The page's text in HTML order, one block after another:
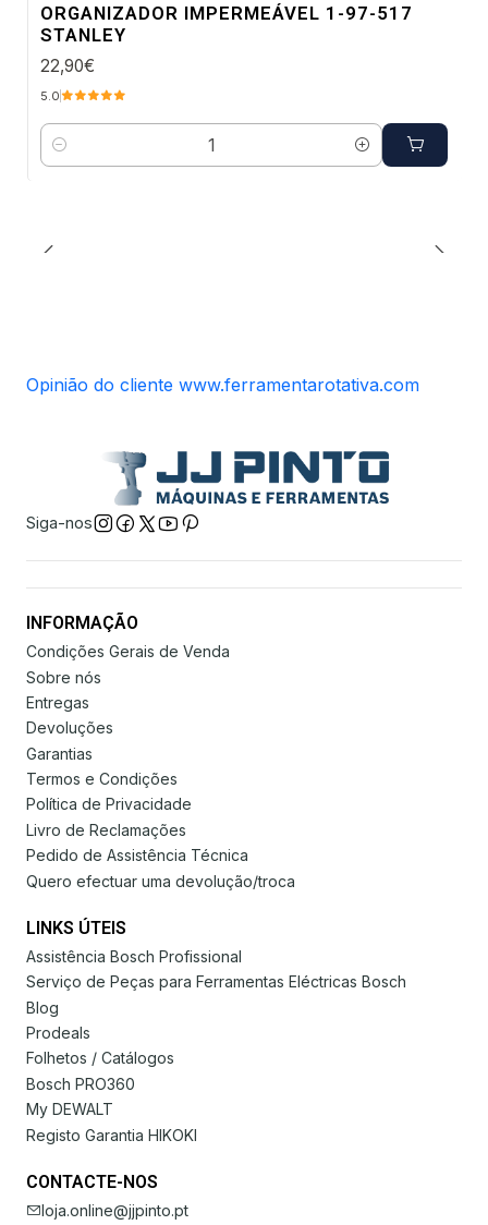
ORGANIZADOR IMPERMEÁVEL 1-97-517
STANLEY
22,90€
5.0
Quantidade
Opinião do cliente www.ferramentarotativa.com
Siga-nos
INFORMAÇÃO
Condições Gerais de Venda
Sobre nós
Entregas
Devoluções
Garantias
Termos e Condições
Política de Privacidade
Livro de Reclamações
Pedido de Assistência Técnica
Quero efectuar uma devolução/troca
LINKS ÚTEIS
Assistência Bosch Profissional
Serviço de Peças para Ferramentas Eléctricas Bosch
Blog
Prodeals
Folhetos / Catálogos
Bosch PRO360
My DEWALT
Registo Garantia HIKOKI
CONTACTE-NOS
loja.online@jjpinto.pt